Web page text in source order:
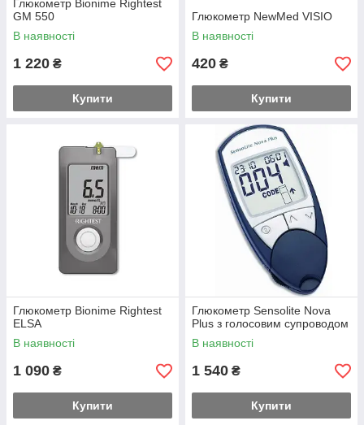
Глюкометр Bionime Rightest
GM 550
В наявності
1 220 ₴
Купити
Глюкометр NewMed VISIO
В наявності
420 ₴
Купити
Глюкометр Bionime Rightest
ELSA
В наявності
1 090 ₴
Купити
Глюкометр Sensolite Nova
Plus з голосовим супроводом
В наявності
1 540 ₴
Купити